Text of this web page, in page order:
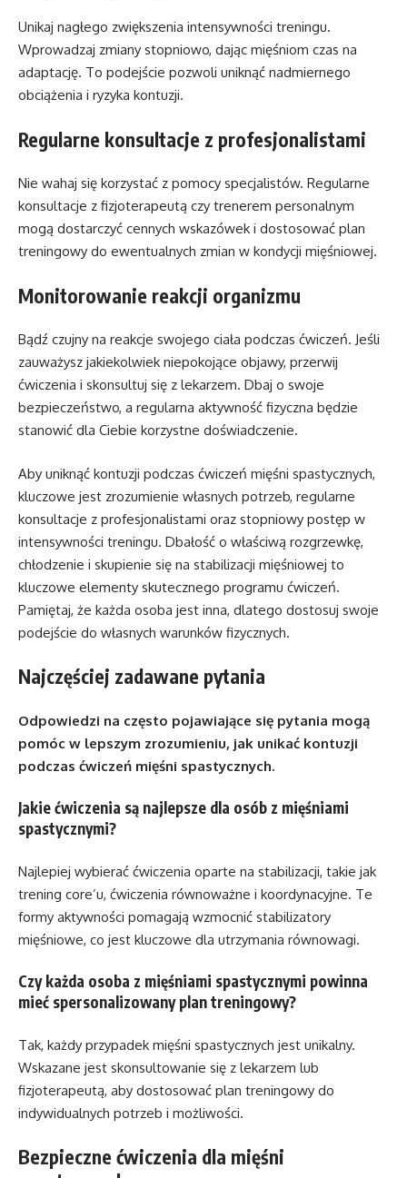
Unikaj nagłego zwiększenia intensywności treningu.
Wprowadzaj zmiany stopniowo, dając mięśniom czas na
adaptację. To podejście pozwoli uniknąć nadmiernego
obciążenia i ryzyka kontuzji.
Regularne konsultacje z profesjonalistami
Nie wahaj się korzystać z pomocy specjalistów. Regularne
konsultacje z fizjoterapeutą czy trenerem personalnym
mogą dostarczyć cennych wskazówek i dostosować plan
treningowy do ewentualnych zmian w kondycji mięśniowej.
Monitorowanie reakcji organizmu
Bądź czujny na reakcje swojego ciała podczas ćwiczeń. Jeśli
zauważysz jakiekolwiek niepokojące objawy, przerwij
ćwiczenia i skonsultuj się z lekarzem. Dbaj o swoje
bezpieczeństwo, a regularna aktywność fizyczna będzie
stanowić dla Ciebie korzystne doświadczenie.
Aby uniknąć kontuzji podczas ćwiczeń mięśni spastycznych,
kluczowe jest zrozumienie własnych potrzeb, regularne
konsultacje z profesjonalistami oraz stopniowy postęp w
intensywności treningu. Dbałość o właściwą rozgrzewkę,
chłodzenie i skupienie się na stabilizacji mięśniowej to
kluczowe elementy skutecznego programu ćwiczeń.
Pamiętaj, że każda osoba jest inna, dlatego dostosuj swoje
podejście do własnych warunków fizycznych.
Najczęściej zadawane pytania
Odpowiedzi na często pojawiające się pytania mogą
pomóc w lepszym zrozumieniu, jak unikać kontuzji
podczas ćwiczeń mięśni spastycznych.
Jakie ćwiczenia są najlepsze dla osób z mięśniami
spastycznymi?
Najlepiej wybierać ćwiczenia oparte na stabilizacji, takie jak
trening core’u, ćwiczenia równoważne i koordynacyjne. Te
formy aktywności pomagają wzmocnić stabilizatory
mięśniowe, co jest kluczowe dla utrzymania równowagi.
Czy każda osoba z mięśniami spastycznymi powinna
mieć spersonalizowany plan treningowy?
Tak, każdy przypadek mięśni spastycznych jest unikalny.
Wskazane jest skonsultowanie się z lekarzem lub
fizjoterapeutą, aby dostosować plan treningowy do
indywidualnych potrzeb i możliwości.
Bezpieczne ćwiczenia dla mięśni